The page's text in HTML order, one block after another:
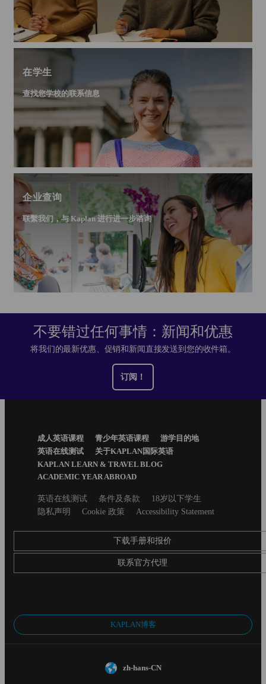
在学生
查找您学校的联系信息
企业查询
联繫我们，与 Kaplan 进行进一步谘询
不要错过任何事情：新闻和优惠
将我们的最新优惠、促销和新闻直接发送到您的收件箱。
订阅！
成人英语课程 青少年英语课程
游学目的地
英语在线测试
关于KAPLAN国际英语
KAPLAN LEARN & TRAVEL BLOG
ACADEMIC YEAR ABROAD
Secondary英语在线测试 条件及条款
18岁以下学生
隐私声明
Cookie 政策 Accessibility Statement
下载手册和报价
联系官方代理
KAPLAN博客
zh-hans-CN